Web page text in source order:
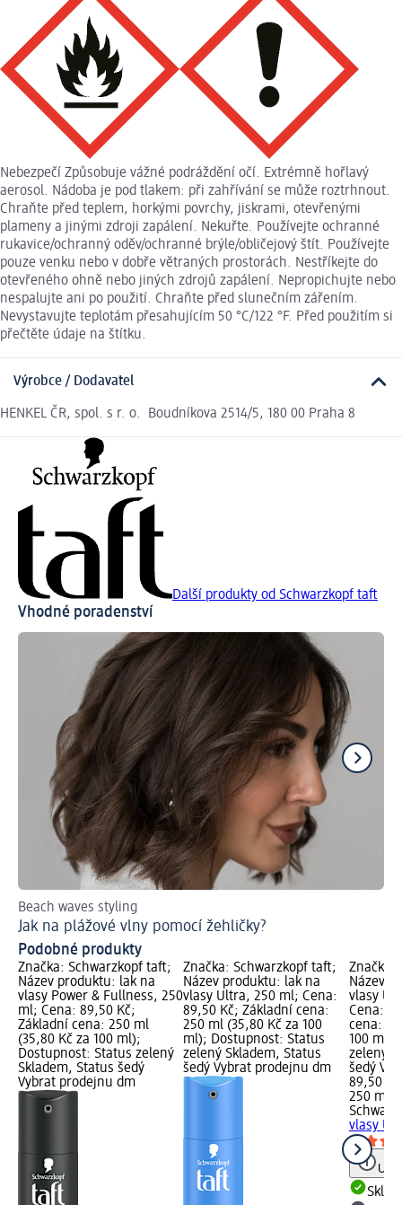
Nebezpečí Způsobuje vážné podráždění očí. Extrémně hořlavý
aerosol. Nádoba je pod tlakem: při zahřívání se může roztrhnout.
Chraňte před teplem, horkými povrchy, jiskrami, otevřenými
plameny a jinými zdroji zapálení. Nekuřte. Používejte ochranné
rukavice/ochranný oděv/ochranné brýle/obličejový štít. Používejte
pouze venku nebo v dobře větraných prostorách. Nestříkejte do
otevřeného ohně nebo jiných zdrojů zapálení. Nepropichujte nebo
nespalujte ani po použití. Chraňte před slunečním zářením.
Nevystavujte teplotám přesahujícím 50 °C/122 °F. Před použitím si
přečtěte údaje na štítku.
Výrobce / Dodavatel
HENKEL ČR, spol. s r. o. Boudníkova 2514/5, 180 00 Praha 8
Další produkty od Schwarzkopf taft
Vhodné poradenství
Beach waves styling
Jak na plážové vlny pomocí žehličky?
Podobné produkty
Značka: Schwarzkopf taft;
Název produktu: lak na
vlasy Power & Fullness, 250
ml; Cena: 89,50 Kč;
Základní cena: 250 ml
(35,80 Kč za 100 ml);
Dostupnost: Status zelený
Skladem, Status šedý
Vybrat prodejnu dm
Značka: Schwarzkopf taft;
Název produktu: lak na
vlasy Ultra, 250 ml; Cena:
89,50 Kč; Základní cena:
250 ml (35,80 Kč za 100
ml); Dostupnost: Status
zelený Skladem, Status
šedý Vybrat prodejnu dm
Značka:
Název
vlasy
Cena:
cena:
100 ml);
zelený
šedý
89,50 Kč
250 ml
vlasy